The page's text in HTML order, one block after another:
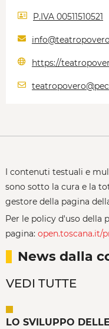
P.IVA 00511510521
https://
I contenuti testuali e
sono sotto la cura e la
gestore della pagina
Per le policy d'uso della
pagina: open.toscana.it/
News dalla
VEDI TUTTE
LO SVILUPPO